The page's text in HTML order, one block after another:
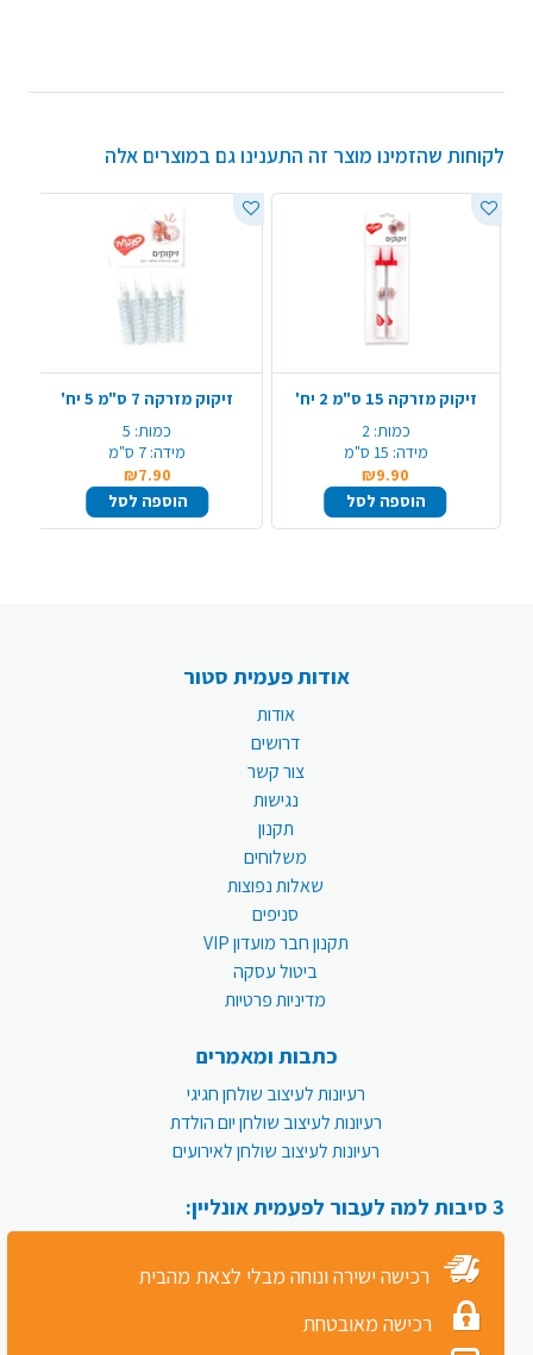
לקוחות שהזמינו מוצר זה התענינו גם במוצרים אלה
זיקוק מזרקה 15 ס"מ 2 יח'
כמות: 2
מידה: 15 ס"מ
₪9.90
הוספה לסל
זיקוק מזרקה 7 ס"מ 5 יח'
כמות: 5
מידה: 7 ס"מ
₪7.90
הוספה לסל
אודות פעמית סטור
אודות
דרושים
צור קשר
נגישות
תקנון
משלוחים
שאלות נפוצות
סניפים
תקנון חבר מועדון VIP
ביטול עסקה
מדיניות פרטיות
כתבות ומאמרים
רעיונות לעיצוב שולחן חגיגי
רעיונות לעיצוב שולחן יום הולדת
רעיונות לעיצוב שולחן לאירועים
3 סיבות למה לעבור לפעמית אונליין:
רכישה ישירה ונוחה מבלי לצאת מהבית
רכישה מאובטחת